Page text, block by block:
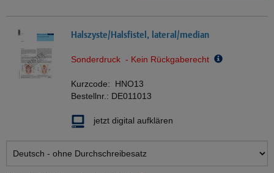
Halszyste/Halsfistel, lateral/median
Sonderdruck - Kein Rückgaberecht
Kurzcode: HNO13
Bestellnr.: DE011013
jetzt digital aufklären